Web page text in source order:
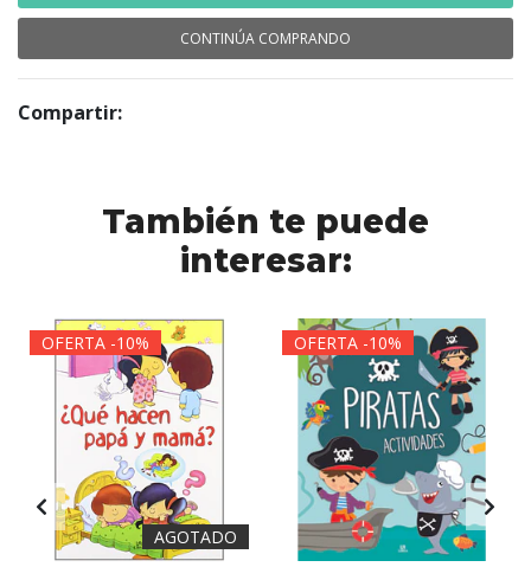
CONTINÚA COMPRANDO
Compartir:
También te puede
interesar:
OFERTA -10%
AGOTADO
OFERTA -10%